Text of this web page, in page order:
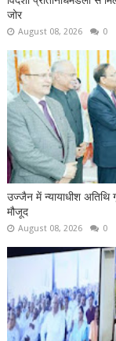
जोर
August 08, 2026 0
उज्जैन में न्यायाधीश
मौजूद
August 08, 2026 0